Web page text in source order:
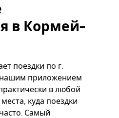
в Кормей-
поездки по г.
приложением
в любой
куда поездки
Самый